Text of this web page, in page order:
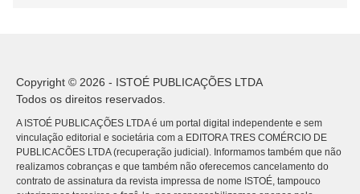
Copyright © 2026 - ISTOÉ PUBLICAÇÕES LTDA
Todos os direitos reservados.
A ISTOÉ PUBLICAÇÕES LTDA é um portal digital independente e sem
vinculação editorial e societária com a EDITORA TRES COMÉRCIO DE
PUBLICACÕES LTDA (recuperação judicial). Informamos também que não
realizamos cobranças e que também não oferecemos cancelamento do
contrato de assinatura da revista impressa de nome ISTOÉ, tampouco